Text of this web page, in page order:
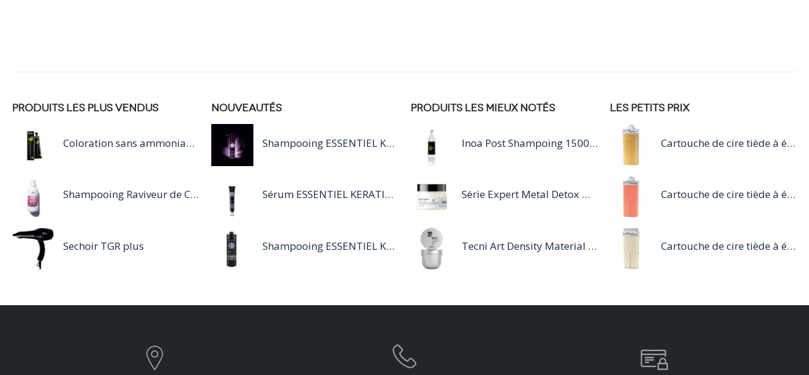
PRODUITS LES PLUS VENDUS
Coloration sans ammoniaque Inoa / 60ML
Shampooing Raviveur de Couleur 300 ml Rose de Schwarzkopf Professional
Sechoir TGR plus
NOUVEAUTÉS
Shampooing ESSENTIEL KERATIN SILVER 250ML
Sérum ESSENTIEL KERATIN SENSITIVE 40 ML
Shampooing ESSENTIEL KERATIN SENSITIVE 1L
PRODUITS LES MIEUX NOTÉS
Inoa Post Shampoing 1500 ML
Série Expert Metal Detox Masque
Tecni Art Density Material 100ML
LES PETITS PRIX
Cartouche de cire tiède à épiler 100ml miel
Cartouche de cire tiède à épiler 100ml rose
Cartouche de cire tiède à épiler 100ml blanc